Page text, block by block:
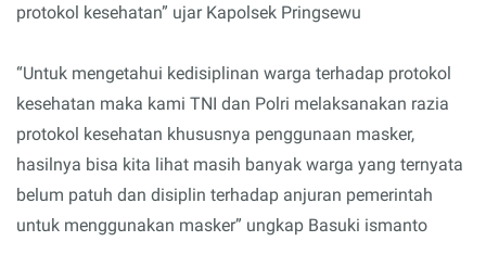
protokol kesehatan” ujar Kapolsek Pringsewu
“Untuk mengetahui kedisiplinan warga terhadap protokol
kesehatan maka kami TNI dan Polri melaksanakan razia
protokol kesehatan khususnya penggunaan masker,
hasilnya bisa kita lihat masih banyak warga yang ternyata
belum patuh dan disiplin terhadap anjuran pemerintah
untuk menggunakan masker” ungkap Basuki ismanto